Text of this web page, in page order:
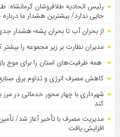
رئیس اتحادیه طلافروشان
جایی ندارد/ بیشترین هشدار ما
از بحران آب تا بحران پشه؛ هشدار
مدیران نظارت بر زیر مجموعه را بیشتر
همه ظرفیت‌های استان را برای موج
کاهش مصرف انرژی و تداوم برق
شهرداری با چهار محور خدماتی در
کند
مدیریت مصرف با تأخیر آغاز شد/
افزایش یافت